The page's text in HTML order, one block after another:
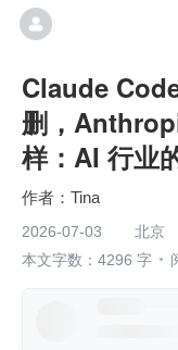
Claude
删，
样：AI 行业
Tina
2026-07-03
北京
本文字数：4296 字